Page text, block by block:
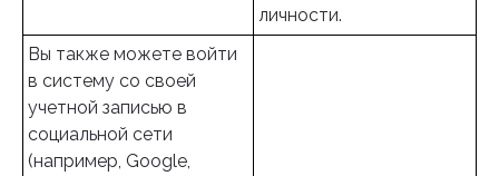
личности.
Вы также можете войти
в систему со своей
учетной записью в
социальной сети
(например, Google,